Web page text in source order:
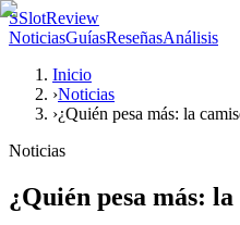
SSlotReview
NoticiasGuíasReseñasAnálisis
Inicio
›Noticias
›¿Quién pesa más: la
Noticias
¿Quién pesa más: